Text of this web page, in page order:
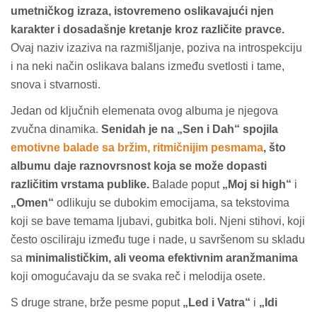
umetničkog izraza, istovremeno oslikavajući njen
karakter i dosadašnje kretanje kroz različite pravce.
Ovaj naziv izaziva na razmišljanje, poziva na introspekciju
i na neki način oslikava balans između svetlosti i tame,
snova i stvarnosti.
Jedan od ključnih elemenata ovog albuma je njegova
zvučna dinamika. Senidah je na „Sen i Dah“ spojila
emotivne balade sa bržim, ritmičnijim pesmama, što
albumu daje raznovrsnost koja se može dopasti
različitim vrstama publike. Balade poput „Moj si high“ i
„Omen“ odlikuju se dubokim emocijama, sa tekstovima
koji se bave temama ljubavi, gubitka boli. Njeni stihovi, koji
često osciliraju između tuge i nade, u savršenom su skladu
sa minimalističkim, ali veoma efektivnim aranžmanima
koji omogućavaju da se svaka reč i melodija osete.
S druge strane, brže pesme poput „Led i Vatra“ i „Idi